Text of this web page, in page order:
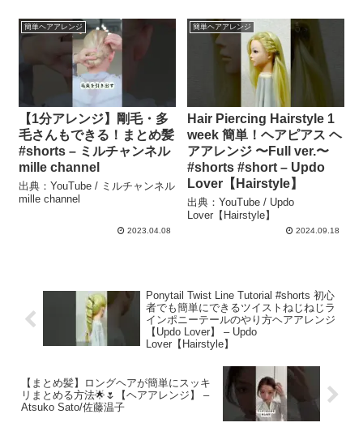
簡単ヘアアレンジ
【1分アレンジ】剛毛・多
毛さんもできる！まとめ髪
#shorts – ミルチャンネル
mille channel
出典：YouTube / ミルチャンネル
mille channel
2023.04.08
簡単ヘアアレンジ
Hair Piercing Hairstyle 1
week 簡単！ヘアピアス ヘ
アアレンジ 〜Full ver.〜
#shorts #short – Updo
Lover【Hairstyle】
出典：YouTube / Updo
Lover【Hairstyle】
2024.09.18
Ponytail Twist Line Tutorial #shorts 初心
者でも簡単にできるツイストねじねじラ
インポニーテールのやり方ヘアアレンジ
【Updo Lover】 – Updo
Lover【Hairstyle】
【まとめ髪】ロングヘアが簡単にスッキ
リまとめる方法🌟🌷【ヘアアレンジ】 –
Atsuko Sato/佐藤温子